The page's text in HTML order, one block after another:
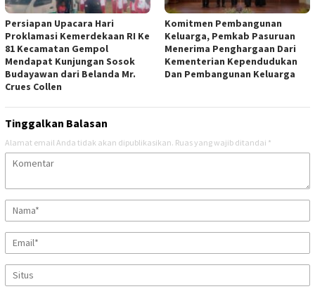
Persiapan Upacara Hari
Proklamasi Kemerdekaan RI Ke
81 Kecamatan Gempol
Mendapat Kunjungan Sosok
Budayawan dari Belanda Mr.
Crues Collen
Komitmen Pembangunan
Keluarga, Pemkab Pasuruan
Menerima Penghargaan Dari
Kementerian Kependudukan
Dan Pembangunan Keluarga
Tinggalkan Balasan
Alamat email Anda tidak akan dipublikasikan. Ruas yang wajib ditandai *